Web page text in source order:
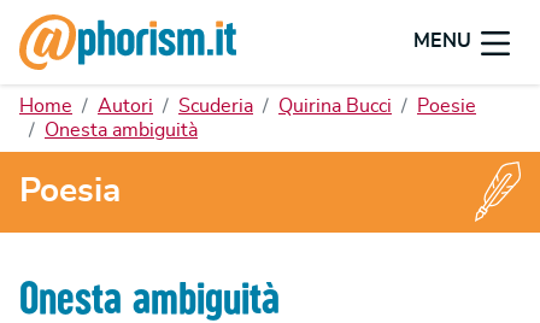
MENU
Home Autori Scuderia Quirina Bucci
Poesie
Onesta ambiguità
Poesia
Onesta ambiguità